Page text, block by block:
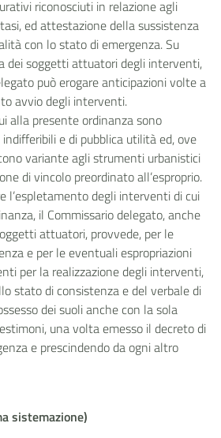
riconosciuti in relazione agli
ed attestazione della sussistenza
con lo stato di emergenza. Su
dei soggetti attuatori degli interventi,
può erogare anticipazioni volte a
avvio degli interventi.
alla presente ordinanza sono
e di pubblica utilità ed, ove
variante agli strumenti urbanistici
di vincolo preordinato all’esproprio.
l’espletamento degli interventi di cui
il Commissario delegato, anche
attuatori, provvede, per le
e per le eventuali espropriazioni
per la realizzazione degli interventi,
stato di consistenza e del verbale di
dei suoli anche con la sola
una volta emesso il decreto di
e prescindendo da ogni altro
sistemazione)